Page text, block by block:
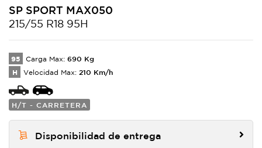
SP SPORT MAX050
215/55 R18 95H
95 Carga Max: 690 Kg
H Velocidad Max: 210 Km/h
H/T - CARRETERA
Disponibilidad de entrega